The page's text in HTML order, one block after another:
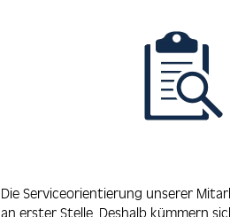
Die Serviceorientierung unserer
an erster Stelle. Deshalb kümmern